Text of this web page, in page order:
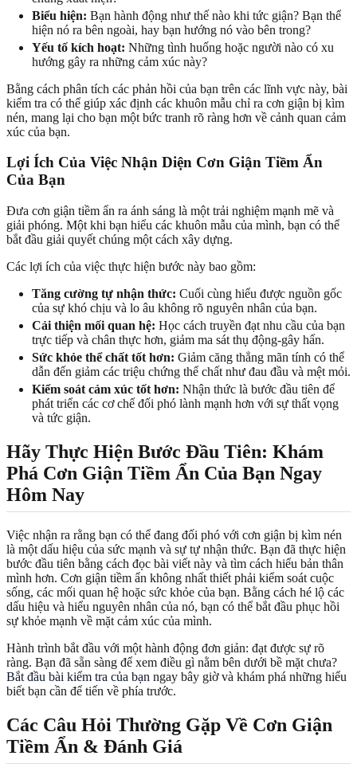
Biểu hiện: Bạn hành động như thế nào khi tức giận? Bạn thể
hiện nó ra bên ngoài, hay bạn hướng nó vào bên trong?
Yếu tố kích hoạt: Những tình huống hoặc người nào có xu
hướng gây ra những cảm xúc này?
Bằng cách phân tích các phản hồi của bạn trên các lĩnh vực này, bài
kiểm tra có thể giúp xác định các khuôn mẫu chỉ ra cơn giận bị kìm
nén, mang lại cho bạn một bức tranh rõ ràng hơn về cảnh quan cảm
xúc của bạn.
Lợi Ích Của Việc Nhận Diện Cơn Giận Tiềm Ẩn
Của Bạn
Đưa cơn giận tiềm ẩn ra ánh sáng là một trải nghiệm mạnh mẽ và
giải phóng. Một khi bạn hiểu các khuôn mẫu của mình, bạn có thể
bắt đầu giải quyết chúng một cách xây dựng.
Các lợi ích của việc thực hiện bước này bao gồm:
Tăng cường tự nhận thức: Cuối cùng hiểu được nguồn gốc
của sự khó chịu và lo âu không rõ nguyên nhân của bạn.
Cải thiện mối quan hệ: Học cách truyền đạt nhu cầu của bạn
trực tiếp và chân thực hơn, giảm ma sát thụ động-gây hấn.
Sức khỏe thể chất tốt hơn: Giảm căng thẳng mãn tính có thể
dẫn đến giảm các triệu chứng thể chất như đau đầu và mệt mỏi.
Kiểm soát cảm xúc tốt hơn: Nhận thức là bước đầu tiên để
phát triển các cơ chế đối phó lành mạnh hơn với sự thất vọng
và tức giận.
Hãy Thực Hiện Bước Đầu Tiên: Khám
Phá Cơn Giận Tiềm Ẩn Của Bạn Ngay
Hôm Nay
Việc nhận ra rằng bạn có thể đang đối phó với cơn giận bị kìm nén
là một dấu hiệu của sức mạnh và sự tự nhận thức. Bạn đã thực hiện
bước đầu tiên bằng cách đọc bài viết này và tìm cách hiểu bản thân
mình hơn. Cơn giận tiềm ẩn không nhất thiết phải kiểm soát cuộc
sống, các mối quan hệ hoặc sức khỏe của bạn. Bằng cách hé lộ các
dấu hiệu và hiểu nguyên nhân của nó, bạn có thể bắt đầu phục hồi
sự khỏe mạnh về mặt cảm xúc của mình.
Hành trình bắt đầu với một hành động đơn giản: đạt được sự rõ
ràng. Bạn đã sẵn sàng để xem điều gì nằm bên dưới bề mặt chưa?
Bắt đầu bài kiểm tra của bạn ngay bây giờ và khám phá những hiểu
biết bạn cần để tiến về phía trước.
Các Câu Hỏi Thường Gặp Về Cơn Giận
Tiềm Ẩn & Đánh Giá